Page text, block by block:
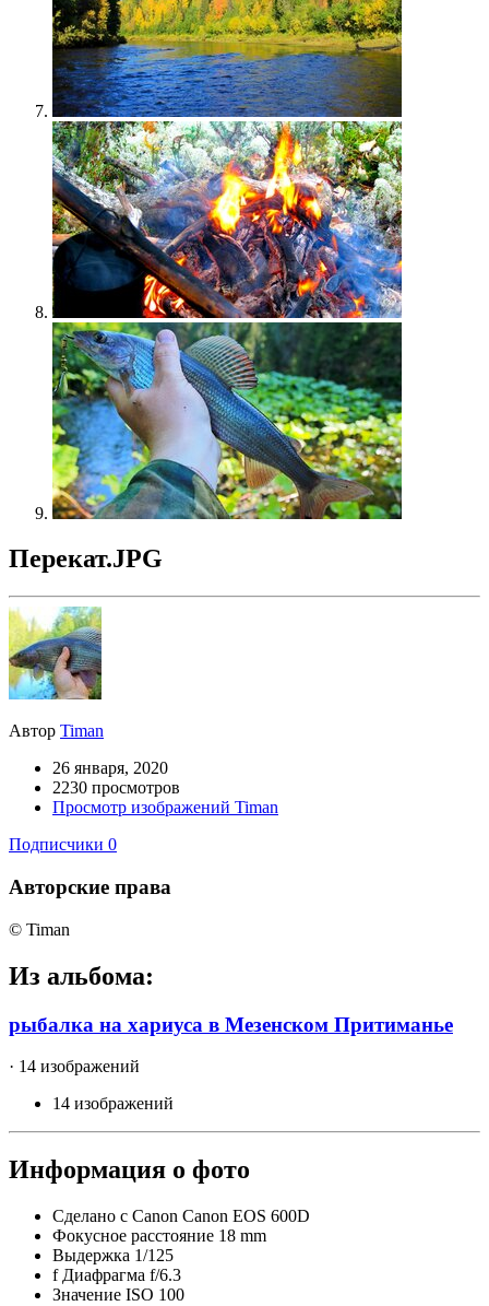
Перекат.JPG
Автор Timan
26 января, 2020
2230 просмотров
Просмотр изображений Timan
Подписчики 0
Авторские права
© Timan
Из альбома:
рыбалка на хариуса в Мезенском Притиманье
· 14 изображений
14 изображений
Информация о фото
Сделано с Canon Canon EOS 600D
Фокусное расстояние 18 mm
Выдержка 1/125
f Диафрагма f/6.3
Значение ISO 100